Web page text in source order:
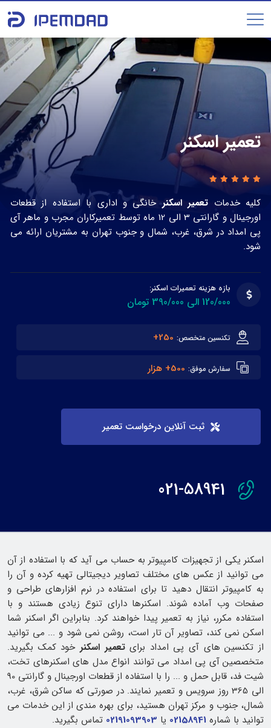
تعمیر اسکنر
کلیه خدمات تعمیر اسکنرخانگی و اداری با استفاده از قطعات
اورجینال و گارانتی 3 الی 12 ماه توسط تعمیرکاران مجرب و ماهر آی
پی امداد در شرق، غرب، شمال و جنوب تهران به مشتریان ارائه می
شود.
بازه هزینه تعمیرات اسکنر:
120/000 الی 390/000 تومان
تکنسین متخصص: 250+
سفارش موفق: 500+ هزار
ثبت آنلاین درخواست تعمیر
021-58941
اسکنر یکی از تجهیزات کامپیوتر به حساب می آید که با استفاده از آن
می توانید از عکس های مختلف تصاویر دیجیتالی تهیه کرده و آن را
به کامپیوتر انتقال دهید تا برای استفاده در نرم افزارهای طراحی و
صفحات وب آماده شوند. اسکنرها دارای تنوع زیادی هستند و با
استفاده مکرر، نیاز به تعمیر پیدا خواهند کرد. بنابراین اگر اسکنر شما
اسکن نمی کند، تصاویر آن تار است، روشن نمی شود و ... می توانید
از تکنسین های آی پی امداد برایتعمیر اسکنر خود کمک بگیرید.
متخصصین آی پی امداد می توانند انواع مدل های اسکنرهای تخت،
شیت فد، قابل حمل و ... را با استفاده از قطعات اورجینال و گارانتی 90
الی 365 روز سرویس و تعمیر نمایند. در صورتی که ساکن شرق، غرب،
شمال، جنوب و مرکز تهران هستید، برای بهره مندی از این خدمات می
توانید با شماره 02158941 یا 02191093903 تماس بگیرید.